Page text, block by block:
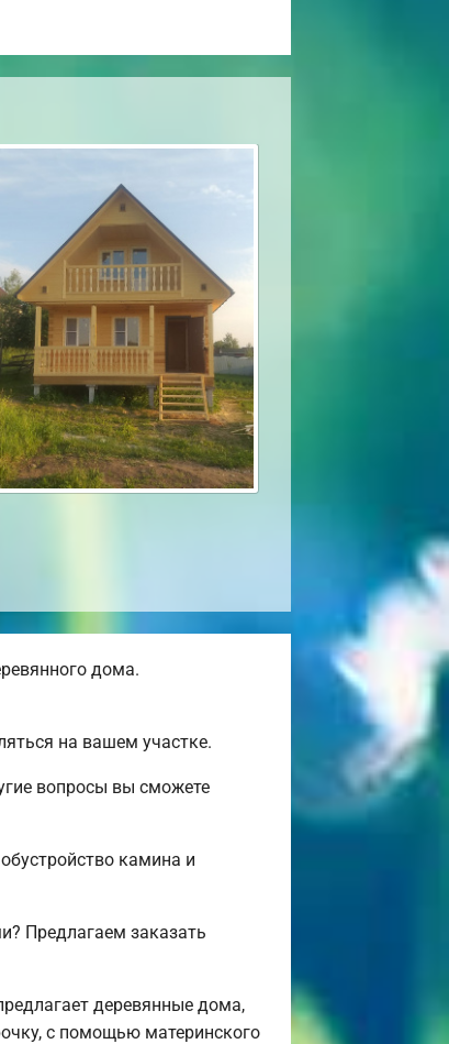
дома.
на вашем участке.
вопросы вы сможете
камина и
Предлагаем заказать
деревянные дома,
с помощью материнского